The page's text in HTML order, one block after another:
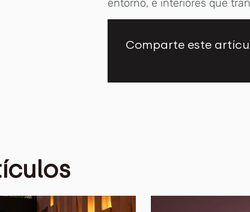
entorno, e interiores que
Comparte este